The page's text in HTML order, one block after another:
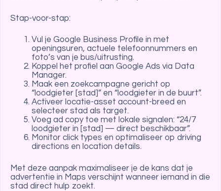
Stap-voor-stap:
Vul je Google Business Profile in met
openingsuren, actuele telefoonnummers en
foto’s van je bus/uitrusting.
Koppel het profiel aan Google Ads via Data
Manager.
Maak een zoekcampagne gericht op
“loodgieter [stad]” en “loodgieter in de buurt”.
Activeer locatie-asset account-breed en
selecteer stad als target.
Voeg ad copy toe met lokale signalen: “24/7
loodgieter in [stad] — direct beschikbaar”.
Monitor click types en optimaliseer op driving
directions en location details.
Met deze aanpak maximaliseer je de kans dat je
advertentie in Maps verschijnt wanneer iemand in die
stad direct hulp zoekt.